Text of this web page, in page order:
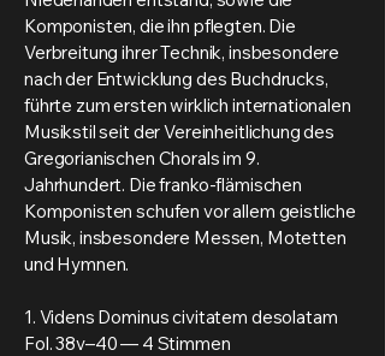
Komponisten, die ihn pflegten. Die
Verbreitung ihrer Technik, insbesondere
nach der Entwicklung des Buchdrucks,
führte zum ersten wirklich internationalen
Musikstil seit der Vereinheitlichung des
Gregorianischen Chorals im 9.
Jahrhundert. Die franko-flämischen
Komponisten schufen vor allem geistliche
Musik, insbesondere Messen, Motetten
und Hymnen.
1. Videns Dominus civitatem desolatam
Fol. 38v–40 — 4 Stimmen